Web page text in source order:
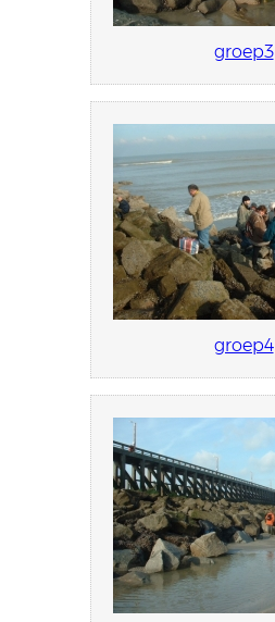
groep3
groep4